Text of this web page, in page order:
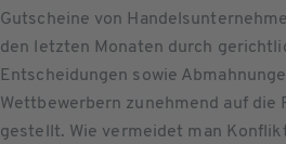
Gutscheine von
den letzten Monaten durch
Entscheidungen sowie
Wettbewerbern zunehmend auf die
gestellt. Wie vermeidet man